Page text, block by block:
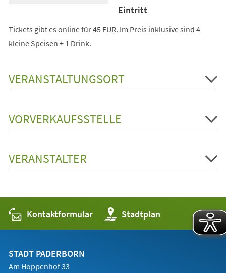
Eintritt
Tickets gibt es online für 45 EUR. Im Preis inklusive sind 4
kleine Speisen + 1 Drink.
VERANSTALTUNGSORT
VORVERKAUFSSTELLE
VERANSTALTER
Kontaktformular Stadtplan
(Öffnet
in
einem
STADT PADERBORN
Am Hoppenhof 33